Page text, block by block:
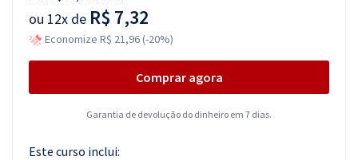
ou 12x de R$ 7,32
Economize R$ 21,96 (-20%)
Comprar agora
Garantia de devolução do dinheiro em 7 dias.
Este curso inclui: